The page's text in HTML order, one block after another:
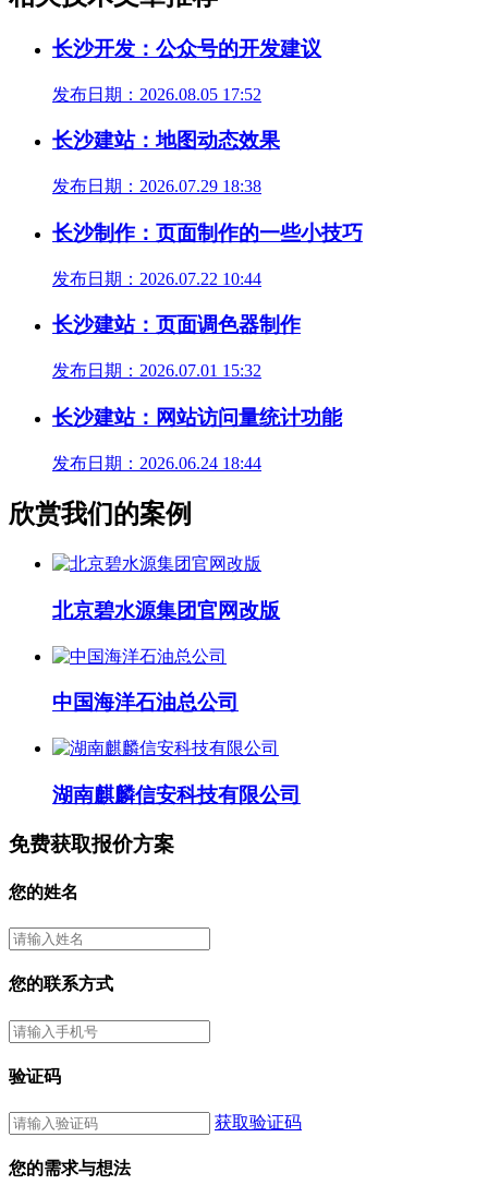
长沙开发：公众号的开发建议
发布日期：2026.08.05 17:52
长沙建站：地图动态效果
发布日期：2026.07.29 18:38
长沙制作：页面制作的一些小技巧
发布日期：2026.07.22 10:44
长沙建站：页面调色器制作
发布日期：2026.07.01 15:32
长沙建站：网站访问量统计功能
发布日期：2026.06.24 18:44
欣赏我们的案例
北京碧水源集团官网改版
中国海洋石油总公司
湖南麒麟信安科技有限公司
免费获取报价方案
您的姓名
您的联系方式
验证码
获取验证码
您的需求与想法